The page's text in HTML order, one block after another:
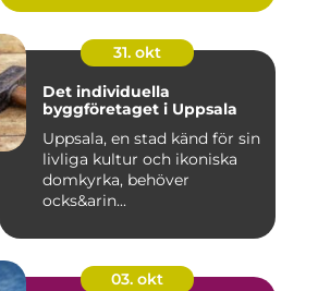
31. okt
Det individuella
byggföretaget i Uppsala
Uppsala, en stad känd för sin
livliga kultur och ikoniska
domkyrka, behöver
ocks&arin...
03. okt